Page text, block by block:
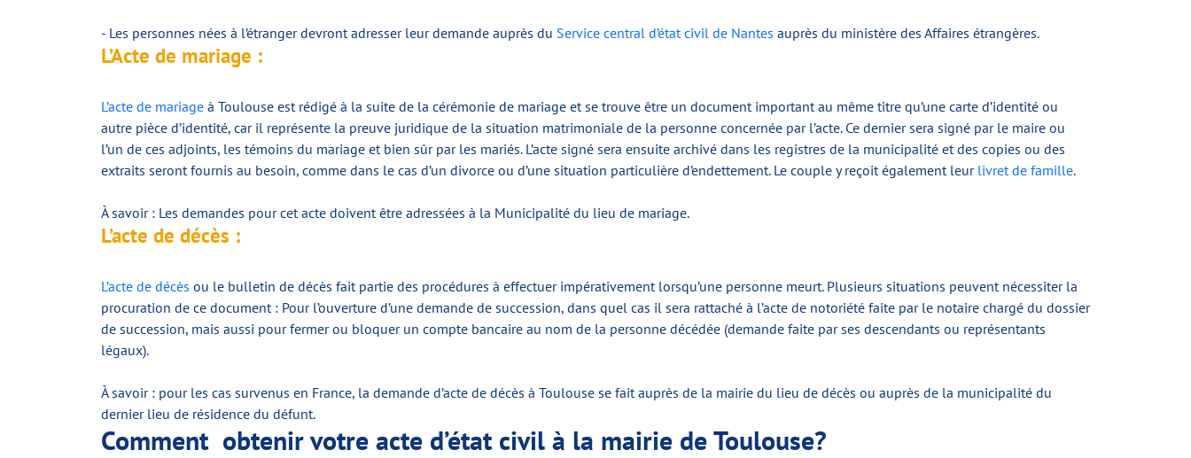
- Les personnes nées à l’étranger devront adresser leur demande auprès du Service central d’état civil de Nantes auprès du ministère des Affaires étrangères.
L’Acte de mariage :
L’acte de mariage à Toulouse est rédigé à la suite de la cérémonie de mariage et se trouve être un document important au même titre qu’une carte d’identité ou
autre pièce d’identité, car il représente la preuve juridique de la situation matrimoniale de la personne concernée par l’acte. Ce dernier sera signé par le maire ou
l’un de ces adjoints, les témoins du mariage et bien sûr par les mariés. L’acte signé sera ensuite archivé dans les registres de la municipalité et des copies ou des
extraits seront fournis au besoin, comme dans le cas d’un divorce ou d’une situation particulière d’endettement. Le couple y reçoit également leur livret de famille.
À savoir : Les demandes pour cet acte doivent être adressées à la Municipalité du lieu de mariage.
L’acte de décès :
L’acte de décès ou le bulletin de décès fait partie des procédures à effectuer impérativement lorsqu’une personne meurt. Plusieurs situations peuvent nécessiter la
procuration de ce document : Pour l’ouverture d’une demande de succession, dans quel cas il sera rattaché à l’acte de notoriété faite par le notaire chargé du dossier
de succession, mais aussi pour fermer ou bloquer un compte bancaire au nom de la personne décédée (demande faite par ses descendants ou représentants
légaux).
À savoir : pour les cas survenus en France, la demande d’acte de décès à Toulouse se fait auprès de la mairie du lieu de décès ou auprès de la municipalité du
dernier lieu de résidence du défunt.
Comment obtenir votre acte d’état civil à la mairie de Toulouse?